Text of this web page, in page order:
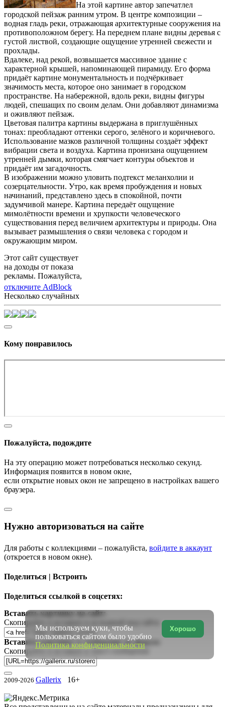
На этой картине автор запечатлел
городской пейзаж ранним утром. В центре композиции –
водная гладь реки, отражающая архитектурные сооружения на
противоположном берегу. На переднем плане видны деревья с
густой листвой, создающие ощущение утренней свежести и
прохлады.
Вдалеке, над рекой, возвышается массивное здание с
характерной крышей, напоминающей пирамиду. Его форма
придаёт картине монументальность и подчёркивает
значимость места, которое оно занимает в городском
пространстве. На набережной, вдоль реки, видны фигуры
людей, спешащих по своим делам. Они добавляют динамизма
и оживляют пейзаж.
Цветовая палитра картины выдержана в приглушённых
тонах: преобладают оттенки серого, зелёного и коричневого.
Использование мазков различной толщины создаёт эффект
вибрации света и воздуха. Картина пронизана ощущением
утренней дымки, которая смягчает контуры объектов и
придаёт им загадочность.
В изображении можно уловить подтекст меланхолии и
созерцательности. Утро, как время пробуждения и новых
начинаний, представлено здесь в спокойной, почти
задумчивой манере. Картина передаёт ощущение
мимолётности времени и хрупкости человеческого
существования перед величием архитектуры и природы. Она
вызывает размышления о связи человека с городом и
окружающим миром.
Этот сайт существует
на доходы от показа
рекламы. Пожалуйста,
отключите AdBlock
Несколько случайных
Кому понравилось
Пожалуйста, подождите
На эту операцию может потребоваться несколько секунд.
Информация появится в новом окне,
если открытие новых окон не запрещено в настройках вашего
браузера.
Нужно авторизоваться на сайте
Для работы с коллекциями – пожалуйста, войдите в аккаунт
(откроется в новом окне).
Поделиться | Встроить
Поделиться ссылкой в соцсетях:
Вставить картинку на сайт:
Скопируйте и вставьте в исходный код сайта
Вставить картинку в сообщение на форум:
Скопируйте и вставьте в текст сообщения
2009-2026 Gallerix 16+
Хорошо
Мы используем куки, чтобы
пользоваться сайтом было удобно
Политика конфиденциальности